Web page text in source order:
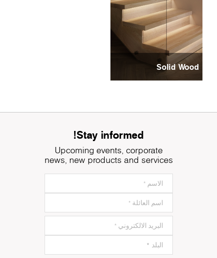
Solid Wood
Stay informed!
Upcoming events, corporate
news, new products and services